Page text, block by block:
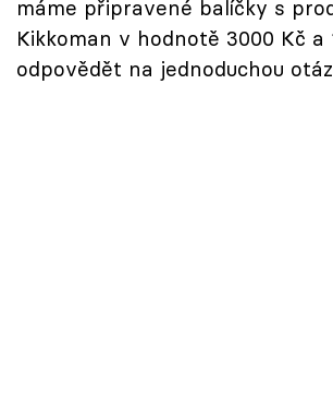
Sledujte nás
máme připravené balíčky s
Kikkoman v hodnotě 3000 Kč a
odpovědět na jednoduchou